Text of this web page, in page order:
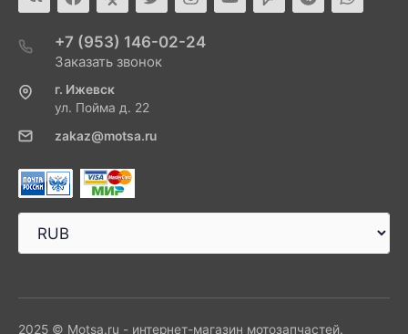
+7 (953) 146-02-24
Заказать звонок
г. Ижевск
ул. Пойма д. 22
zakaz@motsa.ru
2025 © Motsa.ru - интернет-магазин мотозапчастей.